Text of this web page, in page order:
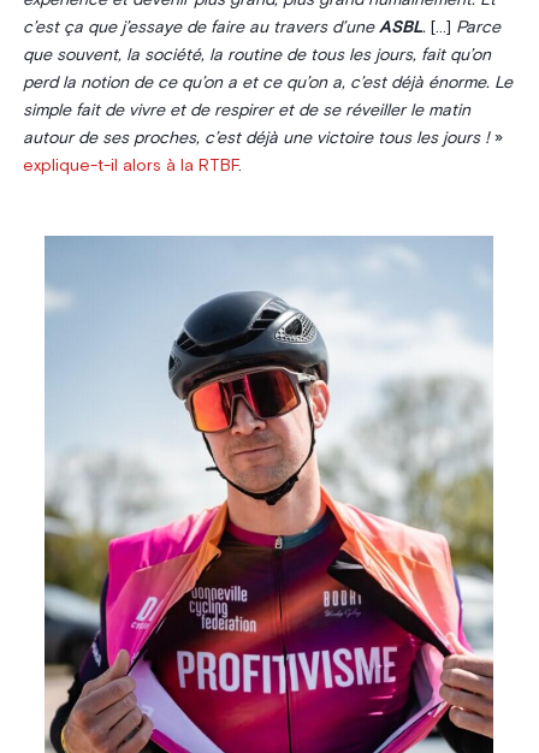
c’est ça que j’essaye de faire au travers d’une ASBL.[…]
Parce
que souvent, la société, la routine de tous les jours, fait qu’on
perd la notion de ce qu’on a et ce qu’on a, c’est déjà énorme. Le
simple fait de vivre et de respirer et de se réveiller le matin
autour de ses proches, c’est déjà une victoire tous les jours !»
explique-t-il alors à la RTBF.